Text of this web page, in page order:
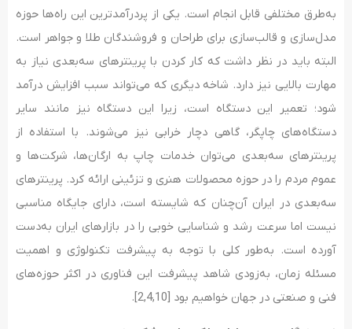
به‌طرق مختلفی قابل انجام است. یکی از پردرآمدترین این راه‌ها حوزه
مدل‌سازی و قالب‌سازی برای طراحان و فروشندگان طلا و جواهر است.
البته باید در نظر داشت که کار کردن با پرینترهای سه‌بعدی نیاز به
مهارت بالایی نیز دارد. شاخه دیگری که می‌تواند سبب افزایش درآمد
شود؛ تعمیر این دستگاه است، زیرا این دستگاه نیز مانند سایر
دستگاه‌های چاپگر، گاهی دچار خرابی نیز می‌شوند. با استفاده از
پرینترهای سه‌بعدی می‌توان خدمات چاپ به ارگان‌ها، شرکت‌ها و
عموم مردم را در حوزه محصولات هنری و تزئینی ارائه کرد. پرینترهای
سه‌بعدی در ایران آن‌چنان که شایسته است، دارای جایگاه مناسبی
نیست اما سرعت رشد و شناسایی خوبی را در بازارهای ایران به‌دست
آورده است. به‌طور کلی با توجه به پیشرفت تکنولوژی و اهمیت
مسئله زمان، به‌زودی شاهد پیشرفت این فناوری در اکثر حوزه‌های
فنی و صنعتی در جهان خواهیم بود [2,4,10].